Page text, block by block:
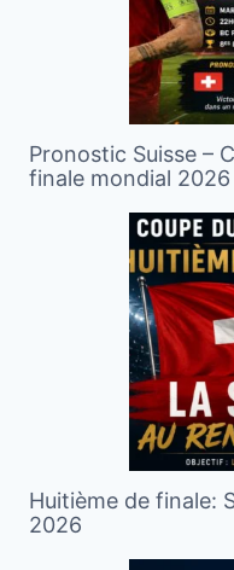
Pronostic Suisse –
finale mondial 2026
Huitième de finale:
2026